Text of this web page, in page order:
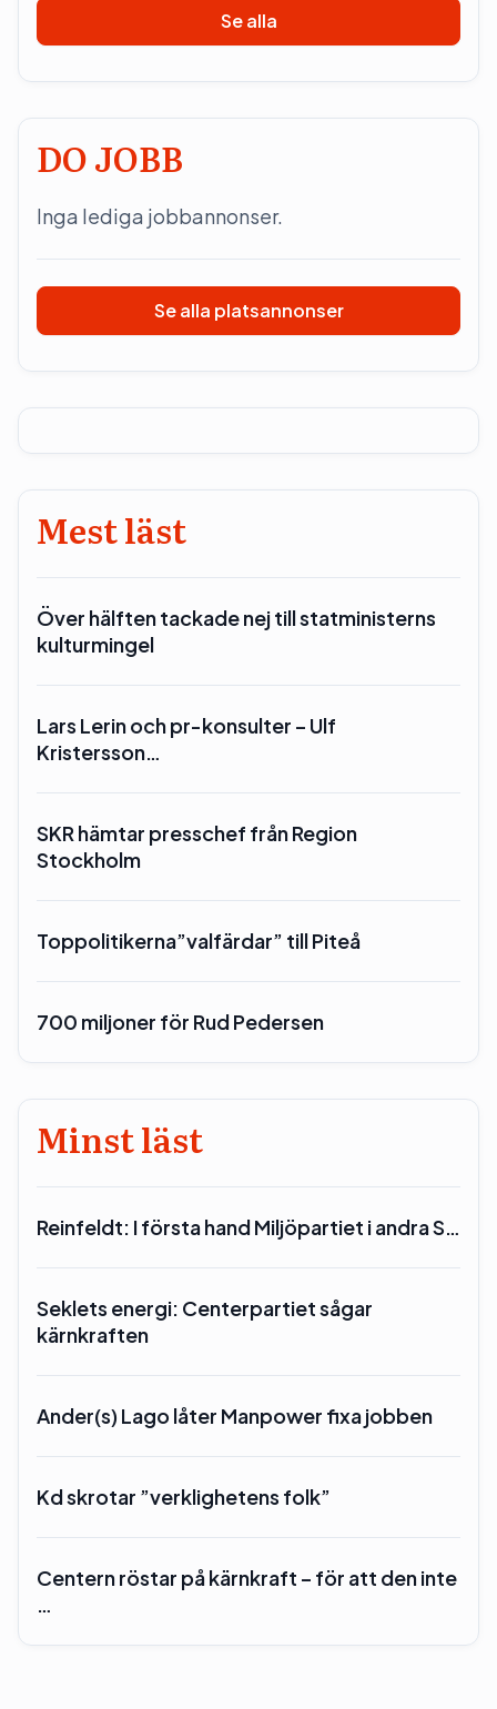
Se alla
DO JOBB
Inga lediga jobbannonser.
Se alla platsannonser
Mest läst
Över hälften tackade nej till statministerns
kulturmingel
Lars Lerin och pr-konsulter – Ulf
Kristersson…
SKR hämtar presschef från Region
Stockholm
Toppolitikerna”valfärdar” till Piteå
700 miljoner för Rud Pedersen
Minst läst
Reinfeldt: I första hand Miljöpartiet i andra S…
Seklets energi: Centerpartiet sågar
kärnkraften
Ander(s) Lago låter Manpower fixa jobben
Kd skrotar ”verklighetens folk”
Centern röstar på kärnkraft – för att den inte
…